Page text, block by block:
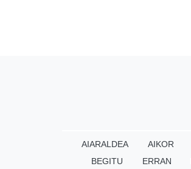
AIARALDEA AIKOR
BEGITU
ERRAN